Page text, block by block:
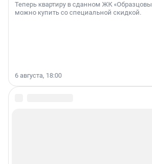
Теперь квартиру в сданном ЖК
можно купить со специальной скидкой.
6 августа, 18:00